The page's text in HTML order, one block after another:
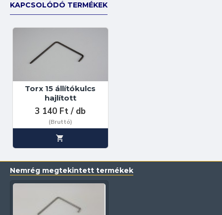
KAPCSOLÓDÓ TERMÉKEK
Torx 15 állítókulcs
hajlított
3 140 Ft / db
(Bruttó)
Nemrég megtekintett termékek